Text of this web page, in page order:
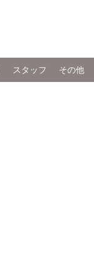
スタッフ その他